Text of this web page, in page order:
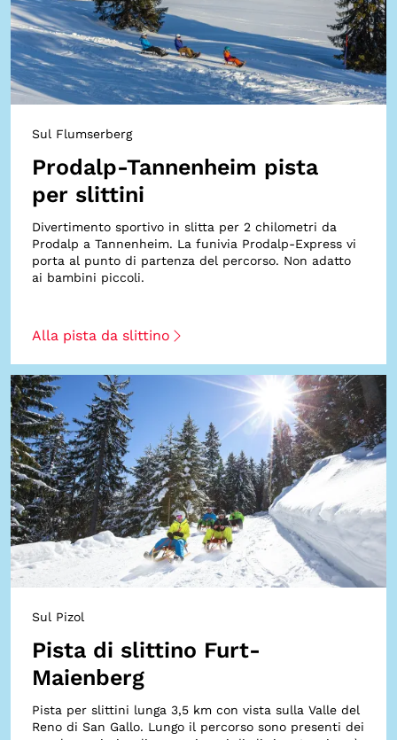
Sul Flumserberg
Prodalp-Tannenheim pista
per slittini
Divertimento sportivo in slitta per 2 chilometri da
Prodalp a Tannenheim. La funivia Prodalp-Express vi
porta al punto di partenza del percorso. Non adatto
ai bambini piccoli.
Alla pista da slittino
Sul Pizol
Pista di slittino Furt-
Maienberg
Pista per slittini lunga 3,5 km con vista sulla Valle del
Reno di San Gallo. Lungo il percorso sono presenti dei